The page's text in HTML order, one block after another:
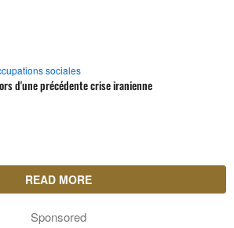
sociales
d'une précédente crise iranienne
READ MORE
Sponsored